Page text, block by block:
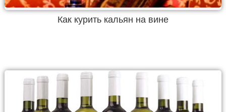
Как курить кальян на вине